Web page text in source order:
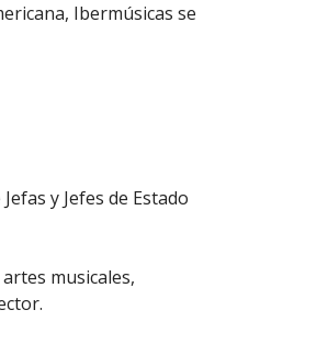
Ibermúsicas se
y Jefes de Estado
musicales,